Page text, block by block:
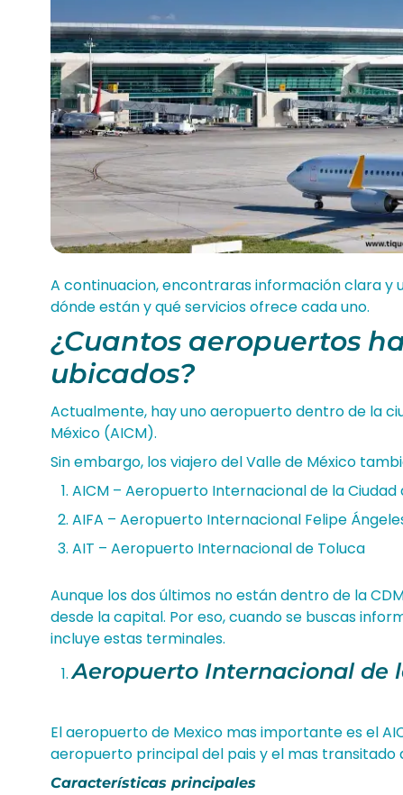
A continuacion, encontraras información clara y
dónde están y qué servicios ofrece cada uno.
¿Cuantos aeropuertos
ubicados?
Actualmente, hay uno aeropuerto dentro de la
México (AICM).
Sin embargo, los viajero del Valle de México
AICM – Aeropuerto Internacional de la Ciudad
AIFA – Aeropuerto Internacional Felipe
AIT – Aeropuerto Internacional de Toluca
Aunque los dos últimos no están dentro de la
desde la capital. Por eso, cuando se buscas
incluye estas terminales.
Aeropuerto Internacional de
El aeropuerto de Mexico mas importante es el
aeropuerto principal del pais y el mas transitado
Características principales